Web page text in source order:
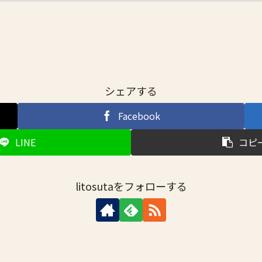
シェアする
Facebook
LINE
コピ
litosutaをフォローする